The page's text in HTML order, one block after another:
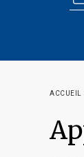
ACCUEIL